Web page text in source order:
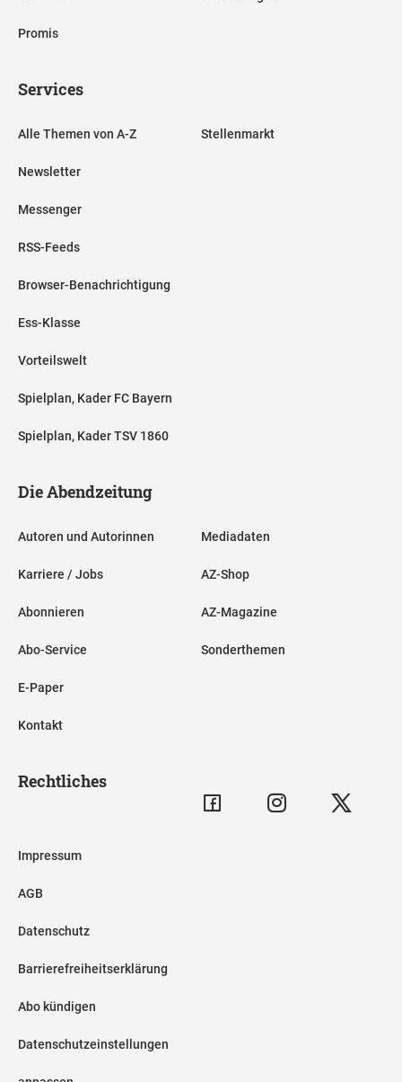
Promis
Services
Alle Themen von A-Z
Newsletter
Messenger
RSS-Feeds
Browser-Benachrichtigung
Ess-Klasse
Vorteilswelt
Spielplan, Kader FC Bayern
Spielplan, Kader TSV 1860
Stellenmarkt
Die Abendzeitung
Autoren und Autorinnen
Karriere / Jobs
Abonnieren
Abo-Service
E-Paper
Kontakt
Mediadaten
AZ-Shop
AZ-Magazine
Sonderthemen
Rechtliches
Impressum
AGB
Datenschutz
Barrierefreiheitserklärung
Abo kündigen
Datenschutzeinstellungen